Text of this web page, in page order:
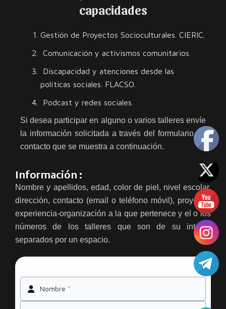
capacidades
Gestión de Proyectos Socioculturales. CIERIC.
Comunicación y activismos comunitarios.
Discapacidad y atenciones desde las
políticas sociales. FLACSO.
Podcast y redes sociales.
Si desea participar en alguno o varios talleres envíe
la información solicitada a través del formulario de
contacto que se muestra a continuación.
Información :
Nombre y apellidos, edad, color de piel, nivel escolar,
dirección, contacto (email o teléfono móvil), proyecto-
experiencia-organización a la que pertenece y el o los
números de los talleres que son de su interés
separados por un espacio.
Nombre *